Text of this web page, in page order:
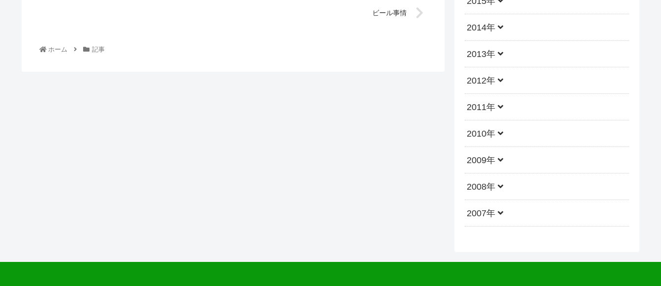
ビール事情
ホーム 記事
2014年
2013年
2012年
2011年
2010年
2009年
2008年
2007年